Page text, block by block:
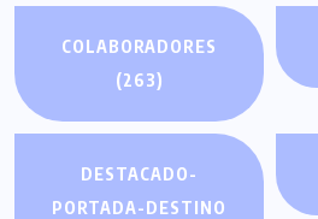
COLABORADORES
(263)
DESTACADO-
PORTADA-DESTINO